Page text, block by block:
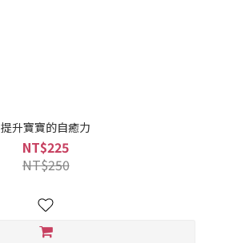
提升寶寶的自癒力
NT$225
NT$250